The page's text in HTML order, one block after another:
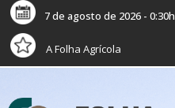
7 de agosto de 2026 - 0:30h
A Folha Agrícola